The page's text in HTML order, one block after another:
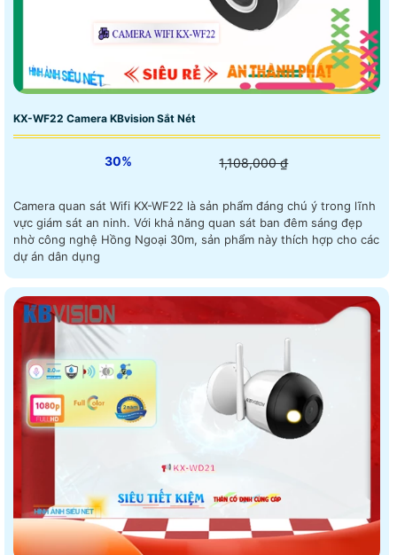
KX-WF22 Camera KBvision Sắt Nét
30% 1,108,000 ₫
Camera quan sát Wifi KX-WF22 là sản phẩm đáng chú ý trong lĩnh
vực giám sát an ninh. Với khả năng quan sát ban đêm sáng đẹp
nhờ công nghệ Hồng Ngoại 30m, sản phẩm này thích hợp cho các
dự án dân dụng